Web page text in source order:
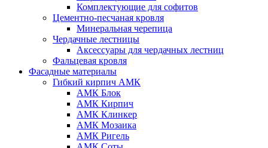
Комплектующие для софитов
Цементно-песчаная кровля
Минеральная черепица
Чердачные лестницы
Аксессуары для чердачных лестниц
Фальцевая кровля
Фасадные материалы
Гибкий кирпич АМК
АМК Блок
АМК Кирпич
АМК Клинкер
АМК Мозаика
АМК Ригель